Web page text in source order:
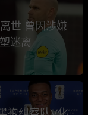
世 曾因涉嫌
迷离